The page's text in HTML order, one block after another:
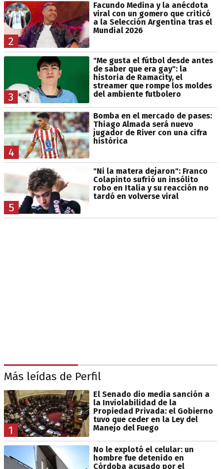
2
Facundo Medina y la anécdota
viral con un gomero que criticó
a la Selección Argentina tras el
Mundial 2026
3
"Me gusta el fútbol desde antes
de saber que era gay": la
historia de Ramacity, el
streamer que rompe los moldes
del ambiente futbolero
4
Bomba en el mercado de pases:
Thiago Almada será nuevo
jugador de River con una cifra
histórica
5
"Ni la matera dejaron": Franco
Colapinto sufrió un insólito
robo en Italia y su reacción no
tardó en volverse viral
Más leídas de Perfil
1
El Senado dio media sanción a
la Inviolabilidad de la
Propiedad Privada: el Gobierno
tuvo que ceder en la Ley del
Manejo del Fuego
No le explotó el celular: un
hombre fue detenido en
Córdoba acusado por el